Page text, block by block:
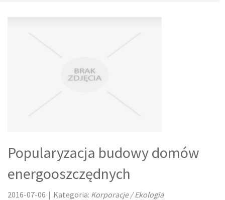
REMONTY, ELEKTRYK, HYDRAULIK
LOKUM
DRZWI I OKNA
Popularyzacja budowy domów
energooszczędnych
2016-07-06 | Kategoria: Korporacje / Ekologia